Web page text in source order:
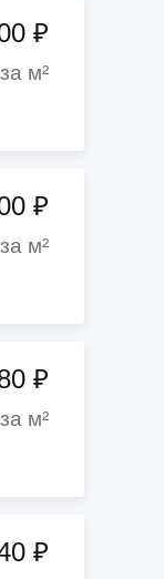
₽
м²
₽
м²
₽
м²
₽